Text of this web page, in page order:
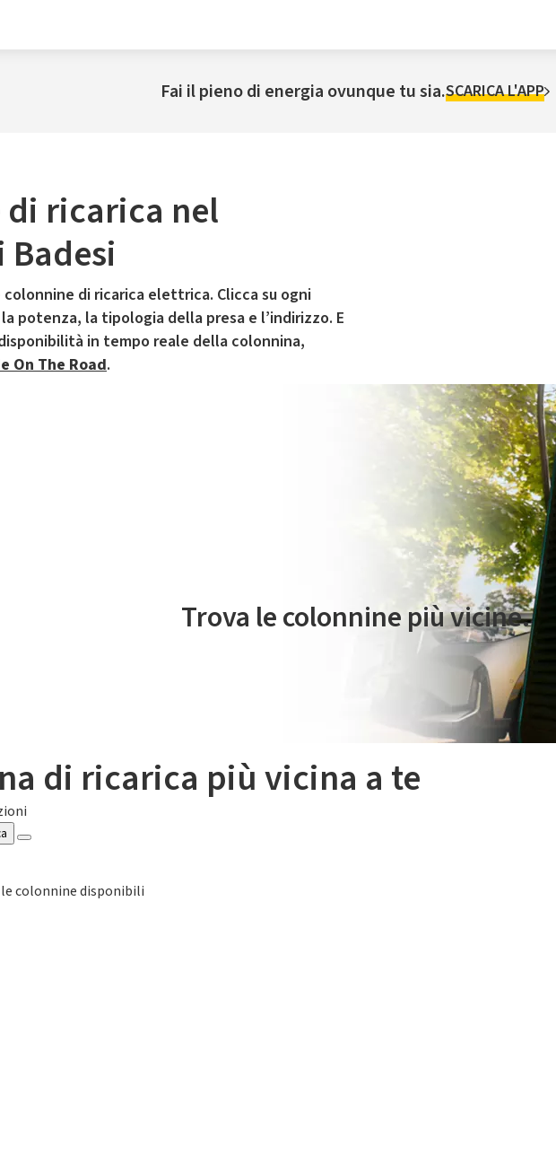
Fai il pieno di energia ovunque tu sia.SCARICA L'APP
ricarica nel
colonnine di ricarica elettrica. Clicca su ogni
potenza, la tipologia della presa e l’indirizzo. E
in tempo reale della colonnina,
On The Road.
Il servizio di mobilità elettrica è gestito da Plenitude On The Road
Trova le colonnine più vicine.
di ricarica più vicina a te
colonnine disponibili